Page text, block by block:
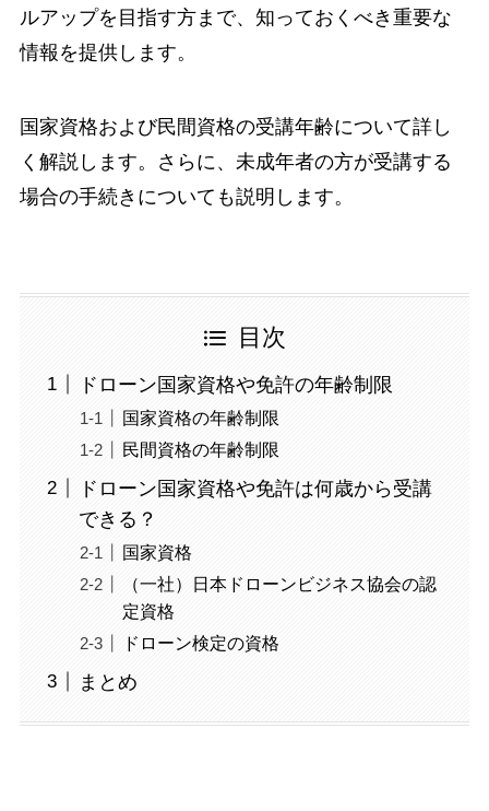
ルアップを目指す方まで、知っておくべき重要な
情報を提供します。
国家資格および民間資格の受講年齢について詳し
く解説します。さらに、未成年者の方が受講する
場合の手続きについても説明します。
目次
ドローン国家資格や免許の年齢制限
国家資格の年齢制限
民間資格の年齢制限
ドローン国家資格や免許は何歳から受講
できる？
国家資格
（一社）日本ドローンビジネス協会の認
定資格
ドローン検定の資格
まとめ